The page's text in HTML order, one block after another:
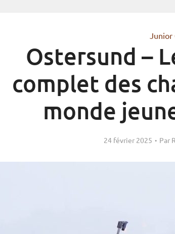
Junior
Ostersund –
complet des
monde
24 février 2025 Par